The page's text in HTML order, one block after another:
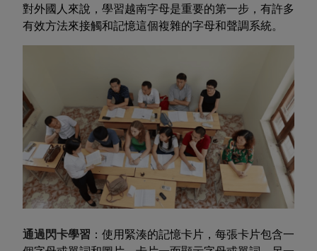
對外國人來說，學習越南字母是重要的第一步，有許多
有效方法來接觸和記憶這個複雜的字母和聲調系統。
通過閃卡學習 ：使用緊湊的記憶卡片，每張卡片包含一